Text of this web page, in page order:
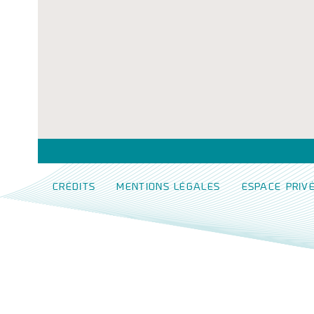
CRÉDITS MENTIONS LÉGALES ESPACE